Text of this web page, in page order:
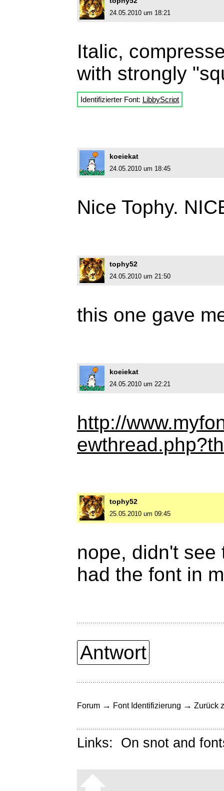
24.05.2010 um 18:21
Italic,
with strongly
Identifizierter Font: LibbyScript
koeiekat
24.05.2010 um 18:45
Nice Tophy.
tophy52
24.05.2010 um 21:50
this one gave
koeiekat
24.05.2010 um 22:21
http://
tophy52
25.05.2010 um 09:45
nope, didn't see
had the font in
Antwort
Forum → Font Identifizierung → Zurück
Links: On snot and